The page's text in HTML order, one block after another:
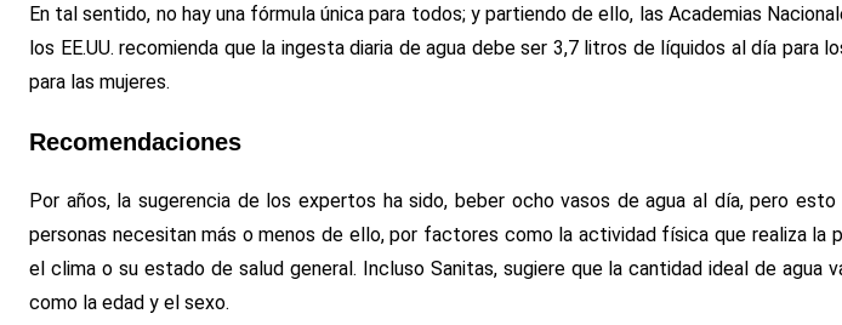
En tal sentido, no hay una fórmula única para todos; y partiendo de ello, las Academias
los EE.UU. recomienda que la ingesta diaria de agua debe ser 3,7 litros de líquidos al día para
para las mujeres.
Recomendaciones
Por años, la sugerencia de los expertos ha sido, beber ocho vasos de agua al día, pero
personas necesitan más o menos de ello, por factores como la actividad física que realiza la
el clima o su estado de salud general. Incluso Sanitas, sugiere que la cantidad ideal de agua
como la edad y el sexo.